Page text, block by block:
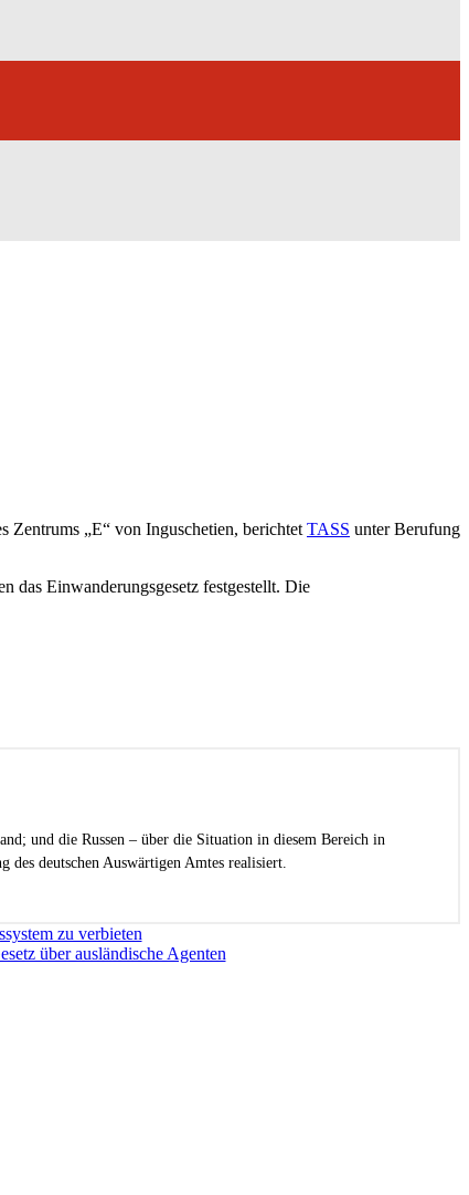
Zentrums „E“ von Inguschetien, berichtet TASS unter Berufung
das Einwanderungsgesetz festgestellt. Die
und die Russen – über die Situation in diesem Bereich in
des deutschen Auswärtigen Amtes realisiert.
zu verbieten
über ausländische Agenten